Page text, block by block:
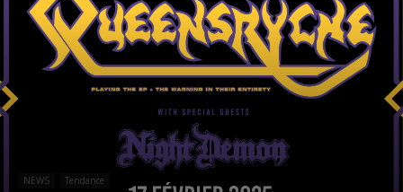
NEWS Tendance